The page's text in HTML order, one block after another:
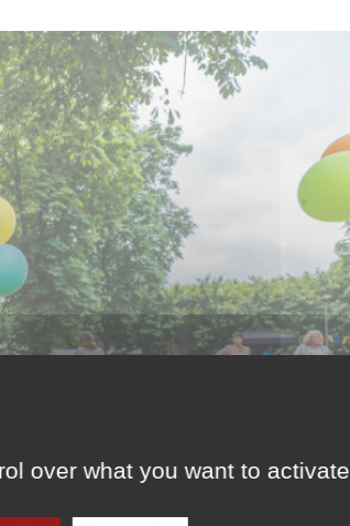
over what you want to activate